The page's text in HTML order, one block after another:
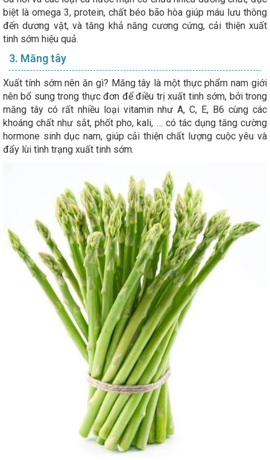
biệt là omega 3, protein, chất béo bão hòa giúp máu lưu thông
đến dương vật, và tăng khả năng cương cứng, cải thiện xuất
tinh sớm hiệu quả.
3. Măng tây
Xuất tính sớm nên ăn gì? Măng tây là một thực phẩm nam giới
nên bổ sung trong thực đơn để điều trị xuất tinh sớm, bởi trong
măng tây có rất nhiều loại vitamin như A, C, E, B6 cùng các
khoáng chất như sắt, phốt pho, kali, … có tác dụng tăng cường
hormone sinh dục nam, giúp cải thiện chất lượng cuộc yêu và
đẩy lùi tình trạng xuất tinh sớm.